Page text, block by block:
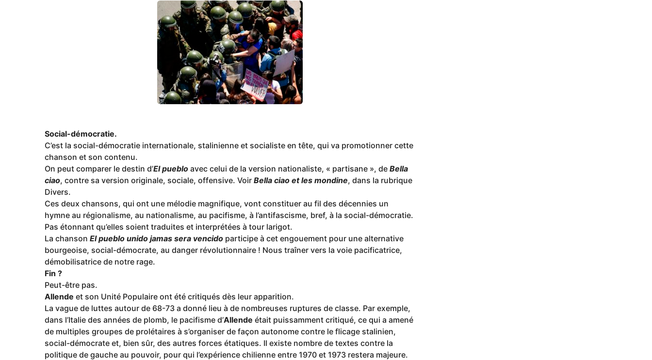
Social-démocratie.
C’est la social-démocratie internationale, stalinienne et socialiste en tête, qui va promotionner cette
chanson et son contenu.
On peut comparer le destin d’El pueblo avec celui de la version nationaliste, « partisane », de Bella
ciao, contre sa version originale, sociale, offensive. Voir Bella ciao et les mondine, dans la rubrique
Divers.
Ces deux chansons, qui ont une mélodie magnifique, vont constituer au fil des décennies un
hymne au régionalisme, au nationalisme, au pacifisme, à l’antifascisme, bref, à la social-démocratie.
Pas étonnant qu’elles soient traduites et interprétées à tour larigot.
La chanson El pueblo unido jamas sera vencido participe à cet engouement pour une alternative
bourgeoise, social-démocrate, au danger révolutionnaire ! Nous traîner vers la voie pacificatrice,
démobilisatrice de notre rage.
Fin ?
Peut-être pas.
Allende et son Unité Populaire ont été critiqués dès leur apparition.
La vague de luttes autour de 68-73 a donné lieu à de nombreuses ruptures de classe. Par exemple,
dans l’Italie des années de plomb, le pacifisme d’Allende était puissamment critiqué, ce qui a amené
de multiples groupes de prolétaires à s’organiser de façon autonome contre le flicage stalinien,
social-démocrate et, bien sûr, des autres forces étatiques. Il existe nombre de textes contre la
politique de gauche au pouvoir, pour qui l’expérience chilienne entre 1970 et 1973 restera majeure.